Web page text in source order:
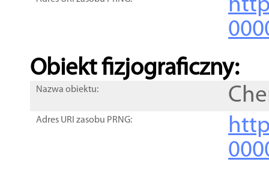
Obiekt fizjograficzny:
Nazwa obiektu:
Adres URI zasobu PRNG: